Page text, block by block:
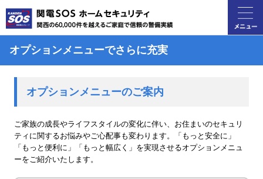
オプションメニューでさらに充実
オプションメニューのご案内
ご家族の成長やライフスタイルの変化に伴い、お住まいのセキュリ
ティに関するお悩みやご心配事も変わります。「もっと安全に」
「もっと便利に」「もっと幅広く」を実現させるオプションメニュ
ーをご紹介いたします。